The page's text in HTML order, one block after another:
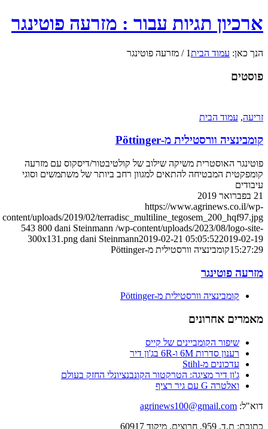
ארכיון תגיות עבור : מזרעה פוטינגר
הנך כאן: עמוד הבית1
/ מזרעה פוטינגר
פוסטים
זריעה, עמוד הבית
קומבינציה וורסטילית מ-Pöttinger
פוטינגר האוסטרית משיקה שילוב של קולטיבטור/דיסקוס עם מזרעה
קומפקטית המבטיחה להתאים למגוון רחב ביותר של משתמשים וסוגי
עיבודים
21 בפברואר 2019
https://www.agrinews.co.il/wp-
content/uploads/2019/02/terradisc_multiline_tegosem_200_hqf97.jpg
543 800 dani Steinmann /wp-content/uploads/2023/08/logo-site-
300x131.png dani Steinmann2019-02-21 05:05:522019-02-19
15:27:29קומבינציה וורסטילית מ-Pöttinger
מזרעה פוטינגר
קומבינציה וורסטילית מ-Pöttinger
מאמרים אחרונים
שיפור הקומביינים של קייס
רענון סדרות 6M ו-6R בג'ון דיר
עדכונים מ-Stihl
ג'ון דיר מציגה: הטרקטור הקונבנציונלי החזק בעולם
ואלטרה G עם גיר רציף
דוא"ל: agrinews100@gmail.com
כתובת: ת.ד. 959, חרוצים, מיקוד 60917